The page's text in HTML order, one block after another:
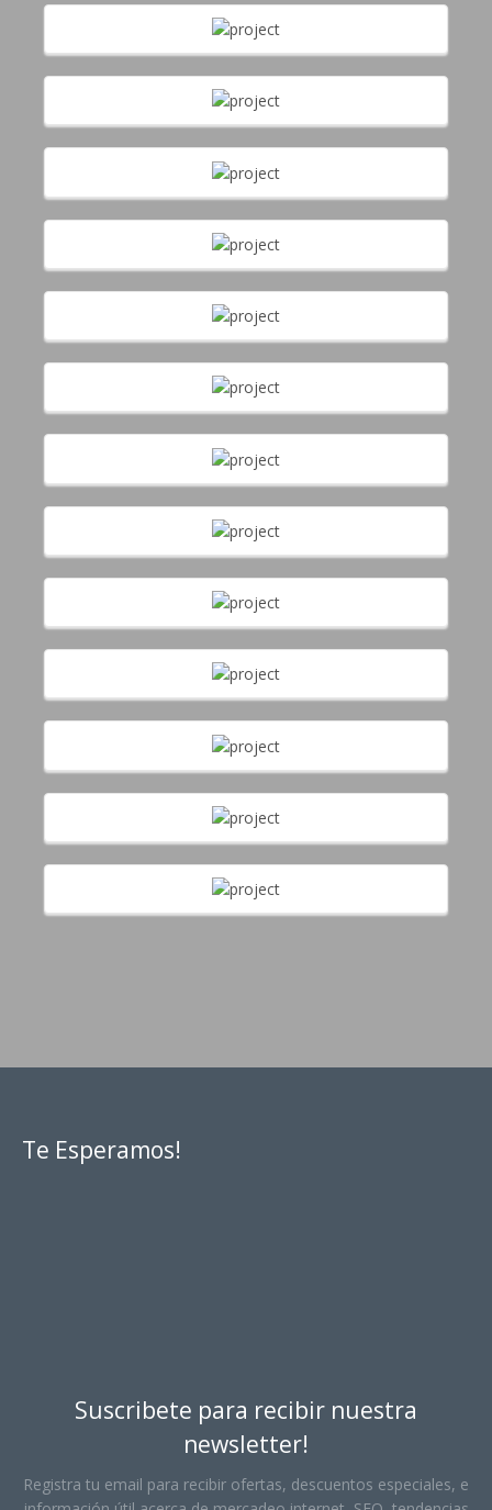
Te Esperamos!
Suscribete para recibir nuestra
newsletter!
Registra tu email para recibir ofertas, descuentos especiales, e